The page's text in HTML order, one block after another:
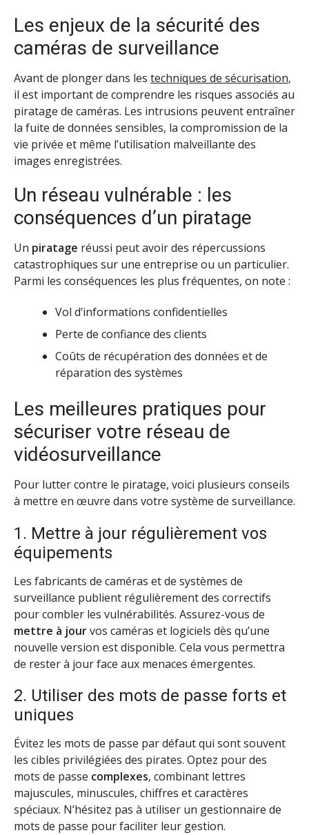
Les enjeux de la sécurité des
caméras de surveillance
Avant de plonger dans les techniques de sécurisation,
il est important de comprendre les risques associés au
piratage de caméras. Les intrusions peuvent entraîner
la fuite de données sensibles, la compromission de la
vie privée et même l’utilisation malveillante des
images enregistrées.
Un réseau vulnérable : les
conséquences d’un piratage
Un piratage réussi peut avoir des répercussions
catastrophiques sur une entreprise ou un particulier.
Parmi les conséquences les plus fréquentes, on note :
Vol d’informations confidentielles
Perte de confiance des clients
Coûts de récupération des données et de
réparation des systèmes
Les meilleures pratiques pour
sécuriser votre réseau de
vidéosurveillance
Pour lutter contre le piratage, voici plusieurs conseils
à mettre en œuvre dans votre système de surveillance.
1. Mettre à jour régulièrement vos
équipements
Les fabricants de caméras et de systèmes de
surveillance publient régulièrement des correctifs
pour combler les vulnérabilités. Assurez-vous de
mettre à jourvos caméras et logiciels dès qu’une
nouvelle version est disponible. Cela vous permettra
de rester à jour face aux menaces émergentes.
2. Utiliser des mots de passe forts et
uniques
Évitez les mots de passe par défaut qui sont souvent
les cibles privilégiées des pirates. Optez pour des
mots de passe complexes, combinant lettres
majuscules, minuscules, chiffres et caractères
spéciaux. N’hésitez pas à utiliser un gestionnaire de
mots de passe pour faciliter leur gestion.